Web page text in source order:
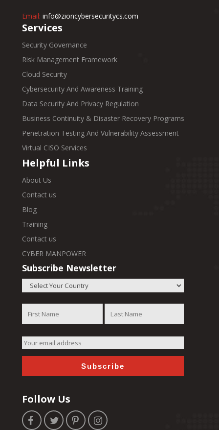
Email: info@zioncybersecuritycs.com
Services
Security Governance
Risk Management Framework
Cloud Security
Cybersecurity And Awareness Training
Data Security And Privacy Regulation
Business Continuity & Disaster Recovery Programs
Penetration Testing And Vulnerability Assessment
Virtual CISO Services
Helpful Links
About Us
Contact us
Blog
Training
Contact us
CYBER MANPOWER
Subscribe Newsletter
Follow Us